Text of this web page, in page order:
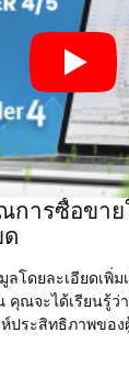
ารซื้อขา
โดยละเอียดเพิ่
ณจะได้เรียนรู้ว่
ห์ประสิทธิภาพข